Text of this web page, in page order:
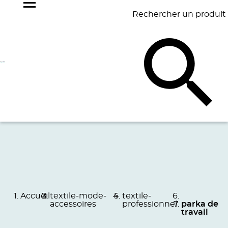
Rechercher un produit
BAGAGERIE BUREAU
Accueil textile-mode-
accessoires
textile-
professionnel parka de
travail